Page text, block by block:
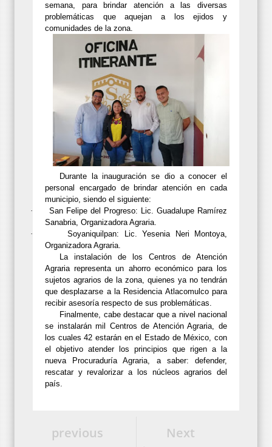
semana, para brindar atención a las diversas
problemáticas que aquejan a los ejidos y
comunidades de la zona.
Durante la inauguración se dio a conocer el
personal encargado de brindar atención en cada
municipio, siendo el siguiente:
·
San Felipe del Progreso: Lic. Guadalupe Ramírez
Sanabria, Organizadora Agraria.
·
Soyaniquilpan: Lic. Yesenia Neri Montoya,
Organizadora Agraria.
La instalación de los Centros de Atención
Agraria representa un ahorro económico para los
sujetos agrarios de la zona, quienes ya no tendrán
que desplazarse a la Residencia Atlacomulco para
recibir asesoría respecto de sus problemáticas.
Finalmente, cabe destacar que a nivel nacional
se instalarán mil Centros de Atención Agraria, de
los cuales 42 estarán en el Estado de México, con
el objetivo atender los principios que rigen a la
nueva Procuraduría Agraria, a saber: defender,
rescatar y revalorizar a los núcleos agrarios del
país.
Next
previous